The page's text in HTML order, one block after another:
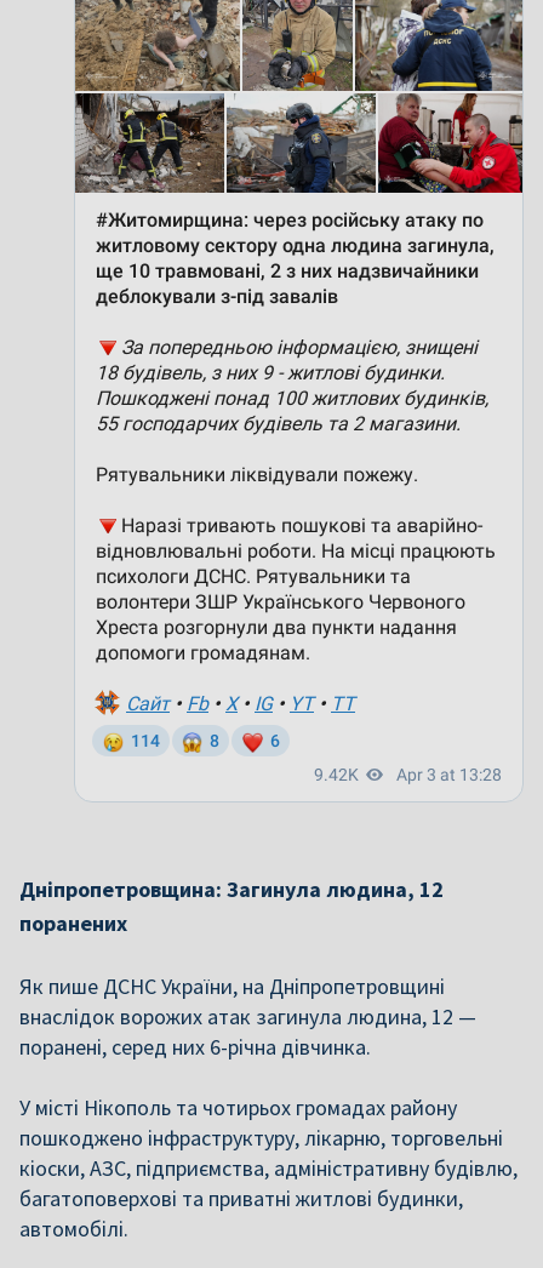
Дніпропетровщина: Загинула людина, 12
поранених
Як пише ДСНС України, на Дніпропетровщині
внаслідок ворожих атак загинула людина, 12 —
поранені, серед них 6-річна дівчинка.
У місті Нікополь та чотирьох громадах району
пошкоджено інфраструктуру, лікарню, торговельні
кіоски, АЗС, підприємства, адміністративну будівлю,
багатоповерхові та приватні житлові будинки,
автомобілі.